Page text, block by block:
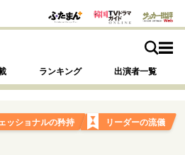
ランキング 出演者一覧
ッショナルの矜持 リーダーの流儀